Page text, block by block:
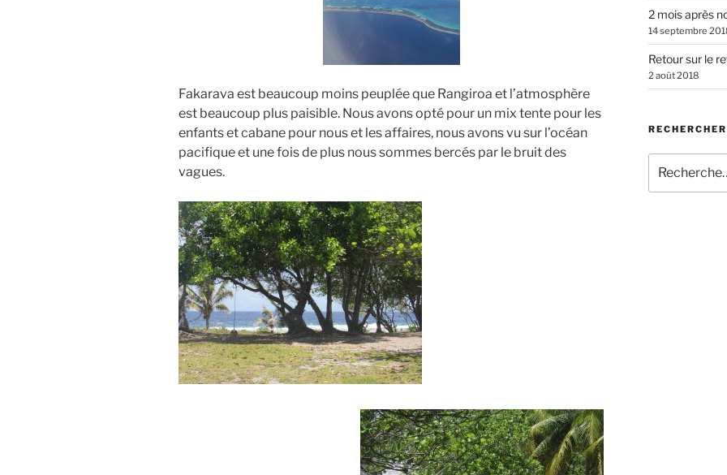
Fakarava est beaucoup moins peuplée que Rangiroa et l’atmosphère
est beaucoup plus paisible. Nous avons opté pour un mix tente pour les
enfants et cabane pour nous et les affaires, nous avons vu sur l’océan
pacifique et une fois de plus nous sommes bercés par le bruit des
vagues.
2 mois après
14 septembre
Retour sur le
2 août 2018
RECHERCHER
pour
: